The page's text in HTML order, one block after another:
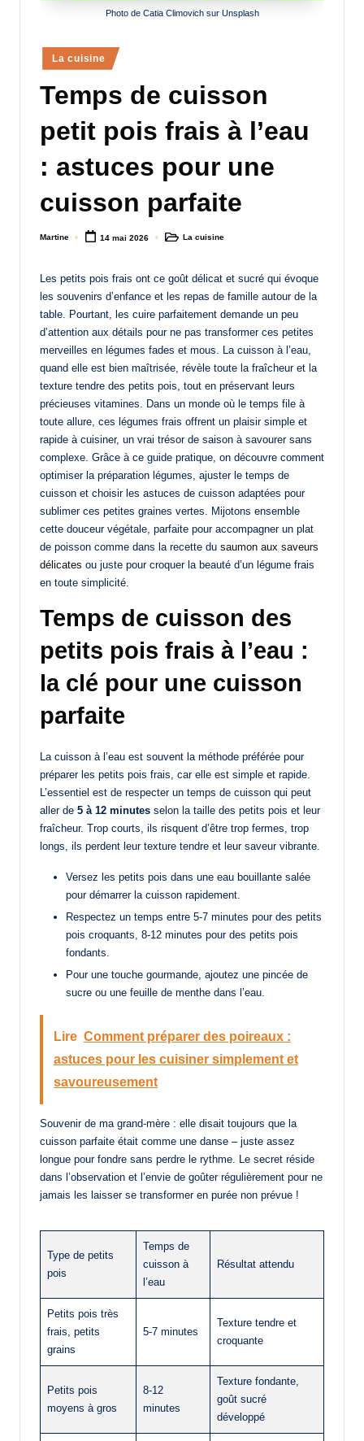
Photo de Catia Climovich sur Unsplash
Posted
in
La cuisine
Temps de cuisson
petit pois frais à l’eau
: astuces pour une
cuisson parfaite
Posted
Martine 14 mai 2026
PostedLa cuisine
Les petits pois frais ont ce goût délicat et sucré qui évoque
les souvenirs d’enfance et les repas de famille autour de la
table. Pourtant, les cuire parfaitement demande un peu
d’attention aux détails pour ne pas transformer ces petites
merveilles en légumes fades et mous. La cuisson à l’eau,
quand elle est bien maîtrisée, révèle toute la fraîcheur et la
texture tendre des petits pois, tout en préservant leurs
précieuses vitamines. Dans un monde où le temps file à
toute allure, ces légumes frais offrent un plaisir simple et
rapide à cuisiner, un vrai trésor de saison à savourer sans
complexe. Grâce à ce guide pratique, on découvre comment
optimiser la préparation légumes, ajuster le temps de
cuisson et choisir les astuces de cuisson adaptées pour
sublimer ces petites graines vertes. Mijotons ensemble
cette douceur végétale, parfaite pour accompagner un plat
de poisson comme dans la recette du saumon aux saveurs
délicates ou juste pour croquer la beauté d’un légume frais
en toute simplicité.
Temps de cuisson des
petits pois frais à l’eau :
la clé pour une cuisson
parfaite
La cuisson à l’eau est souvent la méthode préférée pour
préparer les petits pois frais, car elle est simple et rapide.
L’essentiel est de respecter un temps de cuisson qui peut
aller de 5 à 12 minutes selon la taille des petits pois et leur
fraîcheur. Trop courts, ils risquent d’être trop fermes, trop
longs, ils perdent leur texture tendre et leur saveur vibrante.
Versez les petits pois dans une eau bouillante salée
pour démarrer la cuisson rapidement.
Respectez un temps entre 5-7 minutes pour des petits
pois croquants, 8-12 minutes pour des petits pois
fondants.
Pour une touche gourmande, ajoutez une pincée de
sucre ou une feuille de menthe dans l’eau.
Lire Comment préparer des poireaux :
astuces pour les cuisiner simplement et
savoureusement
Souvenir de ma grand-mère : elle disait toujours que la
cuisson parfaite était comme une danse – juste assez
longue pour fondre sans perdre le rythme. Le secret réside
dans l’observation et l’envie de goûter régulièrement pour ne
jamais les laisser se transformer en purée non prévue !
Type de petits
pois
Temps de
cuisson à
l’eau
Résultat attendu
Petits pois très
frais, petits
grains
5-7 minutes
Texture tendre et
croquante
Petits pois
moyens à gros
8-12
minutes
Texture fondante,
goût sucré
développé